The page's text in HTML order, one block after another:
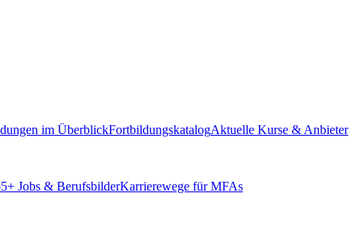
im ÜberblickFortbildungskatalogAktuelle Kurse & Anbieter
+ Jobs & BerufsbilderKarrierewege für MFAs